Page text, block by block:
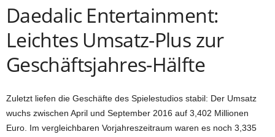
Daedalic Entertainment:
Leichtes Umsatz-Plus zur
Geschäftsjahres-Hälfte
Zuletzt liefen die Geschäfte des Spielestudios stabil: Der Umsatz
wuchs zwischen April und September 2016 auf 3,402 Millionen
Euro. Im vergleichbaren Vorjahreszeitraum waren es noch 3,335